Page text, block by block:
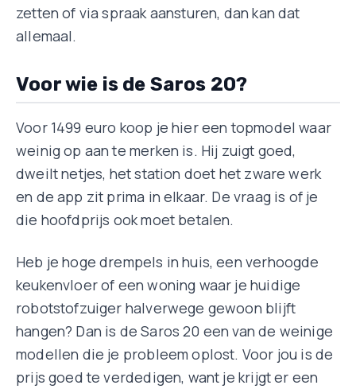
zetten of via spraak aansturen, dan kan dat
allemaal.
Voor wie is de Saros 20?
Voor 1499 euro koop je hier een topmodel waar
weinig op aan te merken is. Hij zuigt goed,
dweilt netjes, het station doet het zware werk
en de app zit prima in elkaar. De vraag is of je
die hoofdprijs ook moet betalen.
Heb je hoge drempels in huis, een verhoogde
keukenvloer of een woning waar je huidige
robotstofzuiger halverwege gewoon blijft
hangen? Dan is de Saros 20 een van de weinige
modellen die je probleem oplost. Voor jou is de
prijs goed te verdedigen, want je krijgt er een